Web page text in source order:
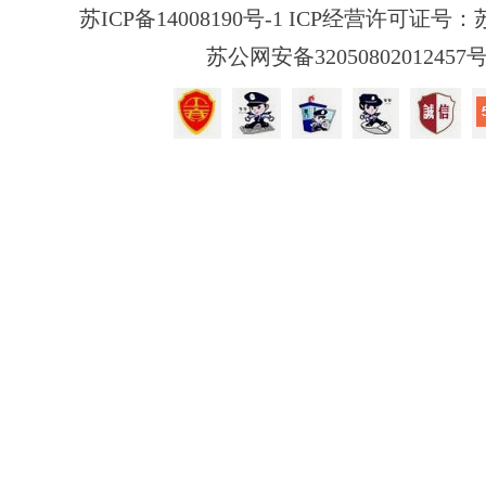
苏ICP备14008190号-1 ICP经营许可证号：
苏公网安备32050802012457